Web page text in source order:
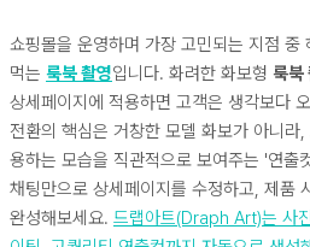
쇼핑몰을 운영하며 가장 고민되는 지점 중
먹는 룩북 촬영입니다. 화려한 화보형 룩북
상세페이지에 적용하면 고객은 생각보다
전환의 핵심은 거창한 모델 화보가 아니
용하는 모습을 직관적으로 보여주는 '연출
채팅만으로 상세페이지를 수정하고, 제품
완성해보세요. 드랩아트(Draph Art)는 사